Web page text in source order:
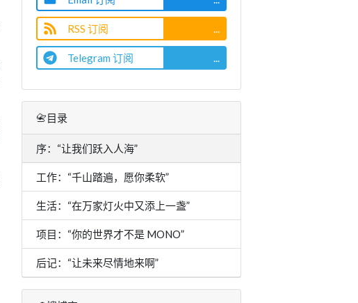
RSS 订阅
Telegram 订阅
📇目录
序：“让我们跃入人海”
工作：“千山踏遍，愿你柔软”
生活：“在万家灯火中又添上一盏”
项目：“你的世界才不是 MONO”
后记：“让未来尽情地来啊”